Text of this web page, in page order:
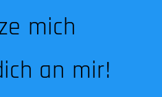
mich
an mir!